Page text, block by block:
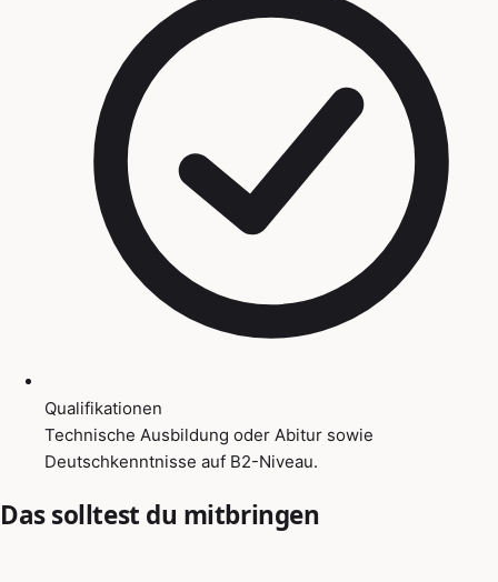
Qualifikationen
Technische Ausbildung oder Abitur sowie
Deutschkenntnisse auf B2-Niveau.
Das solltest du mitbringen